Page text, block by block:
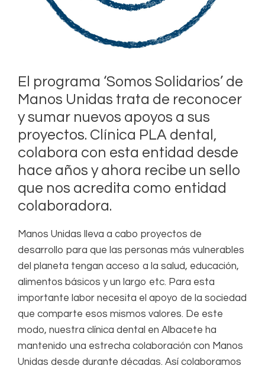
El programa ‘Somos Solidarios’ de
Manos Unidas trata de reconocer
y sumar nuevos apoyos a sus
proyectos. Clínica PLA dental,
colabora con esta entidad desde
hace años y ahora recibe un sello
que nos acredita como entidad
colaboradora.
Manos Unidas lleva a cabo proyectos de
desarrollo para que las personas más vulnerables
del planeta tengan acceso a la salud, educación,
alimentos básicos y un largo etc. Para esta
importante labor necesita el apoyo de la sociedad
que comparte esos mismos valores. De este
modo, nuestra clínica dental en Albacete ha
mantenido una estrecha colaboración con Manos
Unidas desde durante décadas. Así colaboramos